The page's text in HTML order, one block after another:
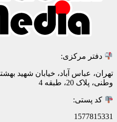
دفتر مرکزی:
تهران، عباس آباد، خیابان شهید
وطنی، پلاک 20، طبقه 4
کد پستی:
1577815331